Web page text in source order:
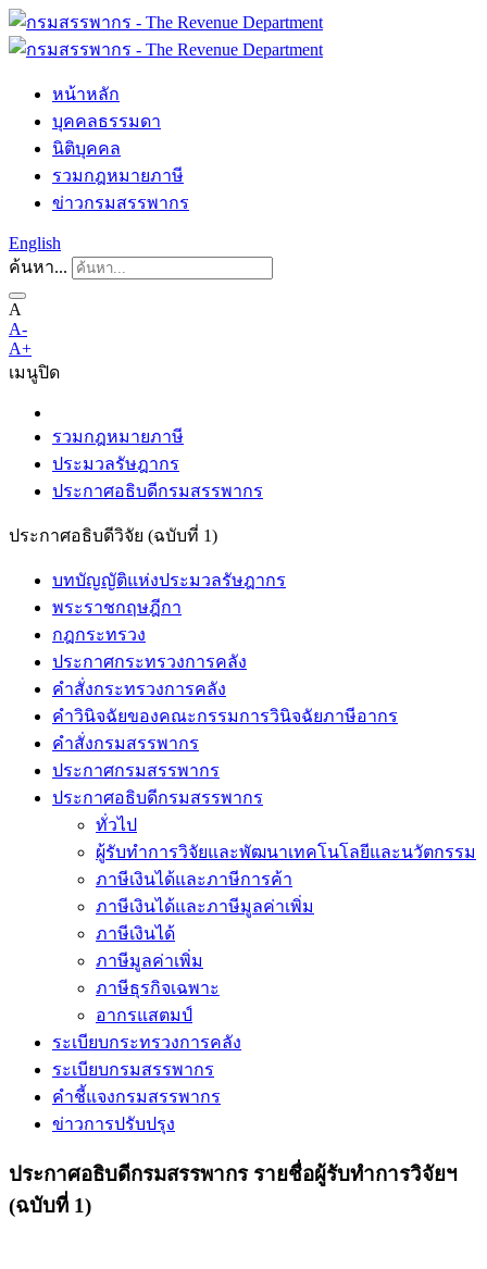
หน้าหลัก
บุคคลธรรมดา
นิติบุคคล
รวมกฎหมายภาษี
ข่าวกรมสรรพากร
English
ค้นหา...
A
A-
A+
เมนูปิด
รวมกฎหมายภาษี
ประมวลรัษฎากร
ประกาศอธิบดีกรมสรรพากร
ประกาศอธิบดีวิจัย (ฉบับที่ 1)
บทบัญญัติแห่งประมวลรัษฎากร
พระราชกฤษฎีกา
กฎกระทรวง
ประกาศกระทรวงการคลัง
คำสั่งกระทรวงการคลัง
คำวินิจฉัยของคณะกรรมการวินิจฉัยภาษีอากร
คำสั่งกรมสรรพากร
ประกาศกรมสรรพากร
ประกาศอธิบดีกรมสรรพากร
ทั่วไป
ผู้รับทำการวิจัยและพัฒนาเทคโนโลยีและนวัตกรรม
ภาษีเงินได้และภาษีการค้า
ภาษีเงินได้และภาษีมูลค่าเพิ่ม
ภาษีเงินได้
ภาษีมูลค่าเพิ่ม
ภาษีธุรกิจเฉพาะ
อากรแสตมป์
ระเบียบกระทรวงการคลัง
ระเบียบกรมสรรพากร
คำชี้แจงกรมสรรพากร
ข่าวการปรับปรุง
ประกาศอธิบดีกรมสรรพากร รายชื่อผู้รับทำการวิจัยฯ
(ฉบับที่ 1)